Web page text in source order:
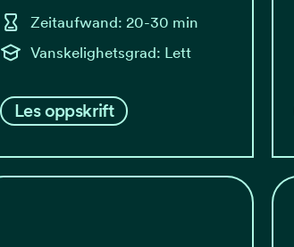
Zeitaufwand: 20-30 min
Vanskelighetsgrad: Lett
Les oppskrift